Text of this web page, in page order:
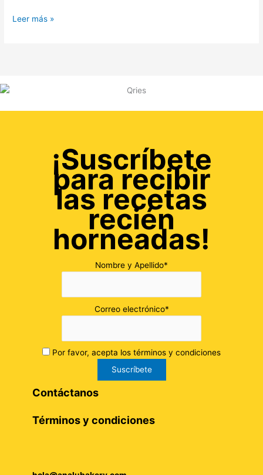
Leer más »
¡Suscríbete
para recibir
las recetas
recién
horneadas!
Nombre y Apellido*
Correo electrónico*
Por favor, acepta los términos y condiciones
Contáctanos
Términos y condiciones